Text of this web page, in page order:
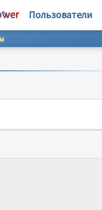
Пользователи